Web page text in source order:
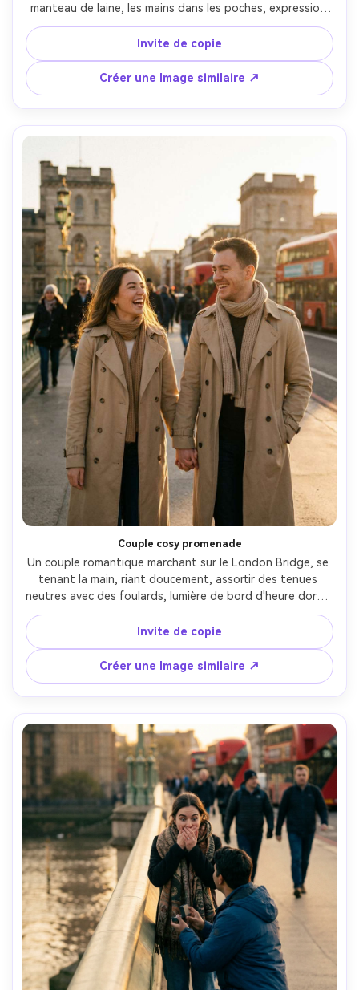
manteau de laine, les mains dans les poches, expression
calme, tons silencieux, brume atmosphérique, tourné sur
Sony A1, 70-200mm à 135mm, f/2.8, fond comprimé,
minimalisme cinématographique, texture et ombres ultra-
réalistes-AR 4:5
Invite de copie
Créer une Image similaire ↗
Couple cosy promenade
Un couple romantique marchant sur le London Bridge, se
tenant la main, riant doucement, assortir des tenues
neutres avec des foulards, lumière de bord d'heure dorée,
piétons flous, mouvement naturel et franc, tourné sur
Canon R6, 35mm f/1.8, encadrement de style
documentaire, texture de peau réaliste, regard de film
chaud, photographie de voyage intime- -ar 4:5
Invite de copie
Créer une Image similaire ↗